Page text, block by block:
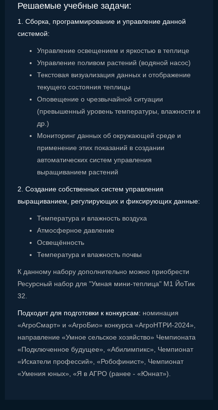
Решаемые учебные задачи:
1. Сборка, программирование и управление данной
системой:
Управление освещением и яркостью в теплице
Управление поливом растений (водяной насос)
Текстовая визуализация данных и отображение
текущего состояния теплицы
Оповещение о чрезвычайной ситуации
(превышенный уровень температуры, влажности и
др.)
Мониторинг данных об окружающей среде и
применение этих показаний в создании
автоматических систем управления
выращиванием растений
2. Создание собственных систем управления
выращиванием, регулирующих и фиксирующих данные:
Температура и влажность воздуха
Атмосферное давление
Освещённость
Температура и влажность почвы
К данному набору дополнительно можно приобрести
Ресурсный набор для "Умная мини-теплица" М1 ЙоТик
32.
Подходит для подготовки к конкурсам: номинация
«АгроСмарт» и «АгроБио» конкурса «АгроНТРИ-2024»,
направление «Умное сельское хозяйство» Чемпионата
«Подключенное будущее», «Абилимпикс», Чемпионат
«Искатели профессий», «Робофинист», Чемпионат
«Умения юных», «Я в АГРО (ранее - «Юннат»).